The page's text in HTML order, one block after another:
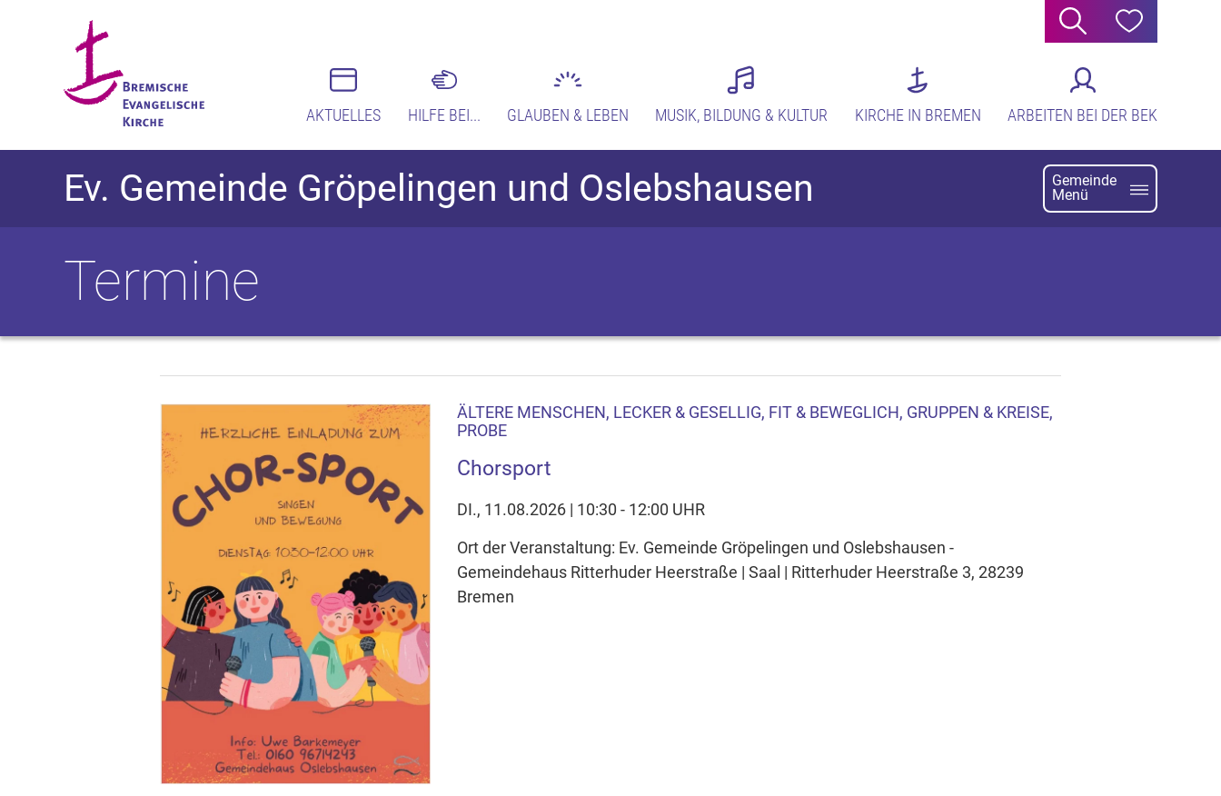
Suche Hilfe
AKTUELLES HILFE BEI... GLAUBEN & LEBEN MUSIK, BILDUNG & KULTUR KIRCHE IN BREMEN ARBEITEN BEI DER BEK
Ev. Gemeinde Gröpelingen und Oslebshausen
Gemeinde
Menü
Termine
ÄLTERE MENSCHEN, LECKER & GESELLIG, FIT & BEWEGLICH, GRUPPEN & KREISE,
PROBE
Chorsport
DI., 11.08.2026 | 10:30 - 12:00 UHR
Ort der Veranstaltung: Ev. Gemeinde Gröpelingen und Oslebshausen -
Gemeindehaus Ritterhuder Heerstraße | Saal | Ritterhuder Heerstraße 3, 28239
Bremen